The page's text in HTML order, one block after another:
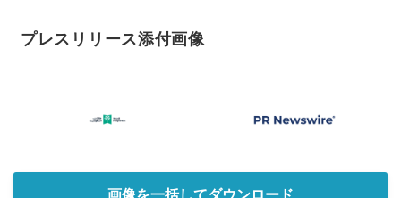
プレスリリース添付画像
画像を一括してダウンロード